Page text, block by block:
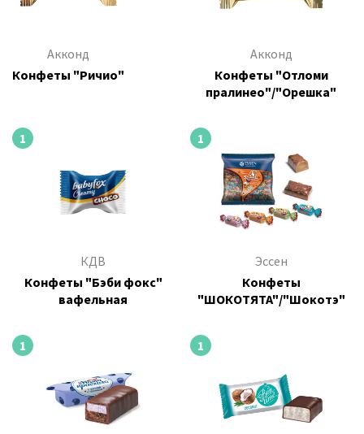
Акконд
Конфеты "Ричио"
Акконд
Конфеты "Отломи
пралинео"/"Орешка"
1
КДВ
Конфеты "Бэби фокс"
вафельная
1
Эссен
Конфеты
"ШОКОТЯТА"/"Шокотэ"
1 1